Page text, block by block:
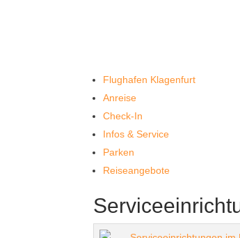
Flughafen Klagenfurt
Anreise
Check-In
Infos & Service
Parken
Reiseangebote